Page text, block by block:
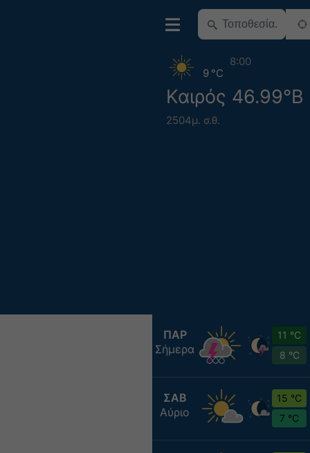
Καιρός 46.99°Β
2504μ. σ.θ.
9 °C
8:00
ΠΑΡ
Σήμερα
11 °C
8 °C
ΣΑΒ
Αύριο
15 °C
7 °C